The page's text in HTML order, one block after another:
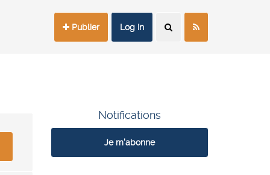
Publier Log In
Notifications
Je m'abonne